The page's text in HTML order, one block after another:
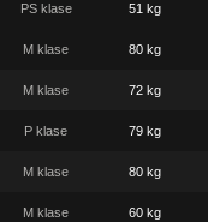
PS klase 51 kg
M klase 80 kg
M klase 72 kg
P klase 79 kg
M klase 80 kg
M klase 60 kg